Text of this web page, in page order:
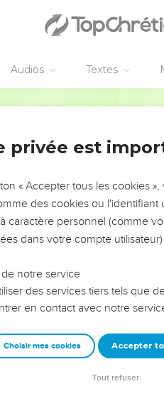
Audios Textes
DE L’ANNÉE !
VOTRES ?
leur foi ou leur vision. Mais on
ont traversés, alors même que ce
reviennent sur les erreurs
plus de sagesse afin que leurs
une équipe, un groupe ou une
privée est
« Accepter tous les cookies
des cookies ou
caractère personnel (comme
dans votre compte
notre service
des services tiers tels que
en contact avec notre
Choisir mes cookies Accepter
Tout refuser